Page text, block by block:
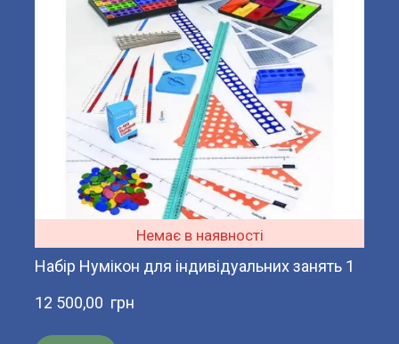
Немає в наявності
Набір Нумікон для індивідуальних занять 1
12 500,00  грн